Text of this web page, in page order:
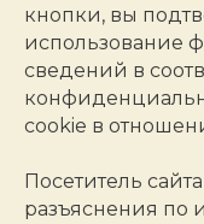
кнопки, вы
использование
сведений в
cookie в
Посетитель
разъяснения по